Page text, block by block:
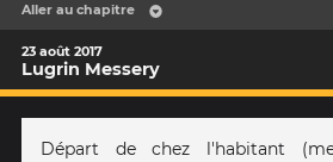
Aller au chapitre
23 août 2017
Lugrin Messery
Départ de chez l'habitant